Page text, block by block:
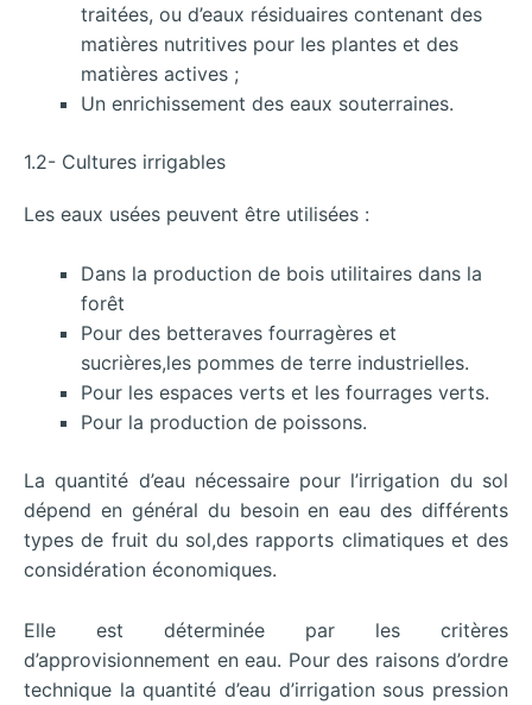
traitées, ou d’eaux résiduaires contenant des
matières nutritives pour les plantes et des
matières actives ;
Un enrichissement des eaux souterraines.
1.2- Cultures irrigables
Les eaux usées peuvent être utilisées :
Dans la production de bois utilitaires dans la
forêt
Pour des betteraves fourragères et
sucrières,les pommes de terre industrielles.
Pour les espaces verts et les fourrages verts.
Pour la production de poissons.
La quantité d’eau nécessaire pour l’irrigation du sol
dépend en général du besoin en eau des différents
types de fruit du sol,des rapports climatiques et des
considération économiques.
Elle est déterminée par les critères
d’approvisionnement en eau. Pour des raisons d’ordre
technique la quantité d’eau d’irrigation sous pression